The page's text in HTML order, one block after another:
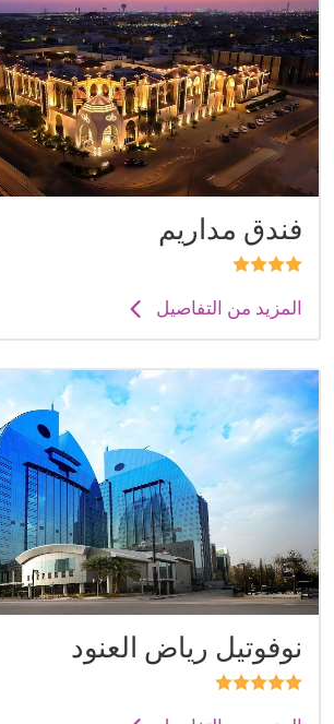
فندق مداريم
المزيد من التفاصيل
نوفوتيل رياض العنود